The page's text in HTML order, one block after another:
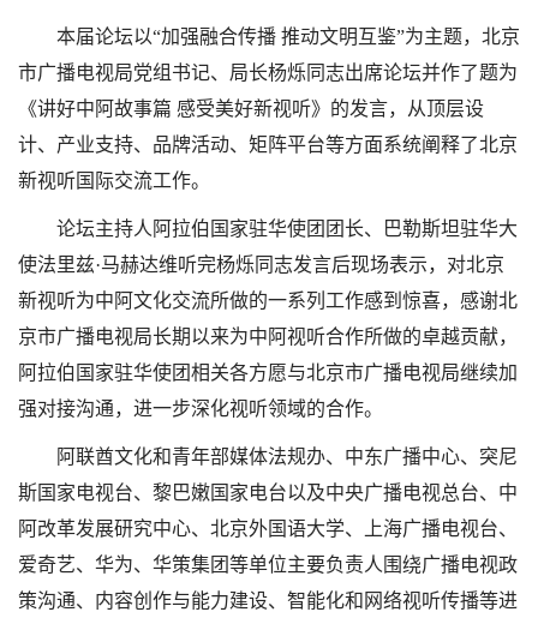
本届论坛以“加强融合传播 推动文明互鉴”为主题，北京
市广播电视局党组书记、局长杨烁同志出席论坛并作了题为
《讲好中阿故事篇 感受美好新视听》的发言，从顶层设
计、产业支持、品牌活动、矩阵平台等方面系统阐释了北京
新视听国际交流工作。
论坛主持人阿拉伯国家驻华使团团长、巴勒斯坦驻华大
使法里兹·马赫达维听完杨烁同志发言后现场表示，对北京
新视听为中阿文化交流所做的一系列工作感到惊喜，感谢北
京市广播电视局长期以来为中阿视听合作所做的卓越贡献，
阿拉伯国家驻华使团相关各方愿与北京市广播电视局继续加
强对接沟通，进一步深化视听领域的合作。
阿联酋文化和青年部媒体法规办、中东广播中心、突尼
斯国家电视台、黎巴嫩国家电台以及中央广播电视总台、中
阿改革发展研究中心、北京外国语大学、上海广播电视台、
爱奇艺、华为、华策集团等单位主要负责人围绕广播电视政
策沟通、内容创作与能力建设、智能化和网络视听传播等进